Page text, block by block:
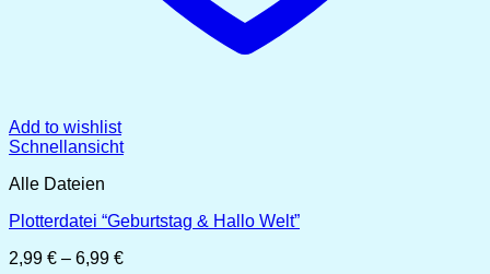
Add to wishlist
Schnellansicht
Alle Dateien
Plotterdatei “Geburtstag & Hallo Welt”
2,99 € – 6,99 €Preisspanne: